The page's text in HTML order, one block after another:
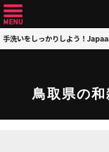
手洗いをしっかりしよう！
鳥取県の